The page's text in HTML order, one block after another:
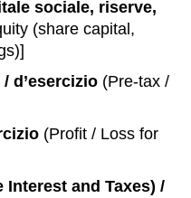
sociale, riserve,
(share capital,
d’esercizio (Pre-tax /
(Profit / Loss for
Interest and Taxes) /